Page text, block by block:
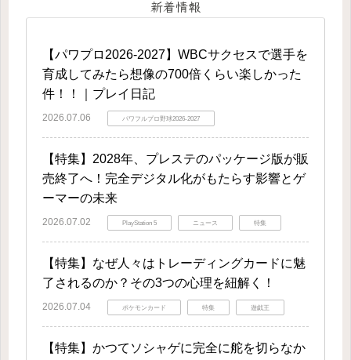
新着情報
【パワプロ2026-2027】WBCサクセスで選手を
育成してみたら想像の700倍くらい楽しかった
件！！｜プレイ日記
2026.07.06 パワフルプロ野球2026-2027
【特集】2028年、プレステのパッケージ版が販
売終了へ！完全デジタル化がもたらす影響とゲ
ーマーの未来
2026.07.02 PlayStation 5 ニュース 特集
【特集】なぜ人々はトレーディングカードに魅
了されるのか？その3つの心理を紐解く！
2026.07.04 ポケモンカード 特集 遊戯王
【特集】かつてソシャゲに完全に舵を切らなか